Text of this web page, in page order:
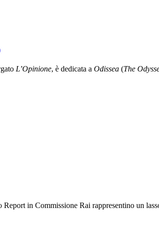
L’Opinione, è dedicata a Odissea (The
in Commissione Rai rappresentino un